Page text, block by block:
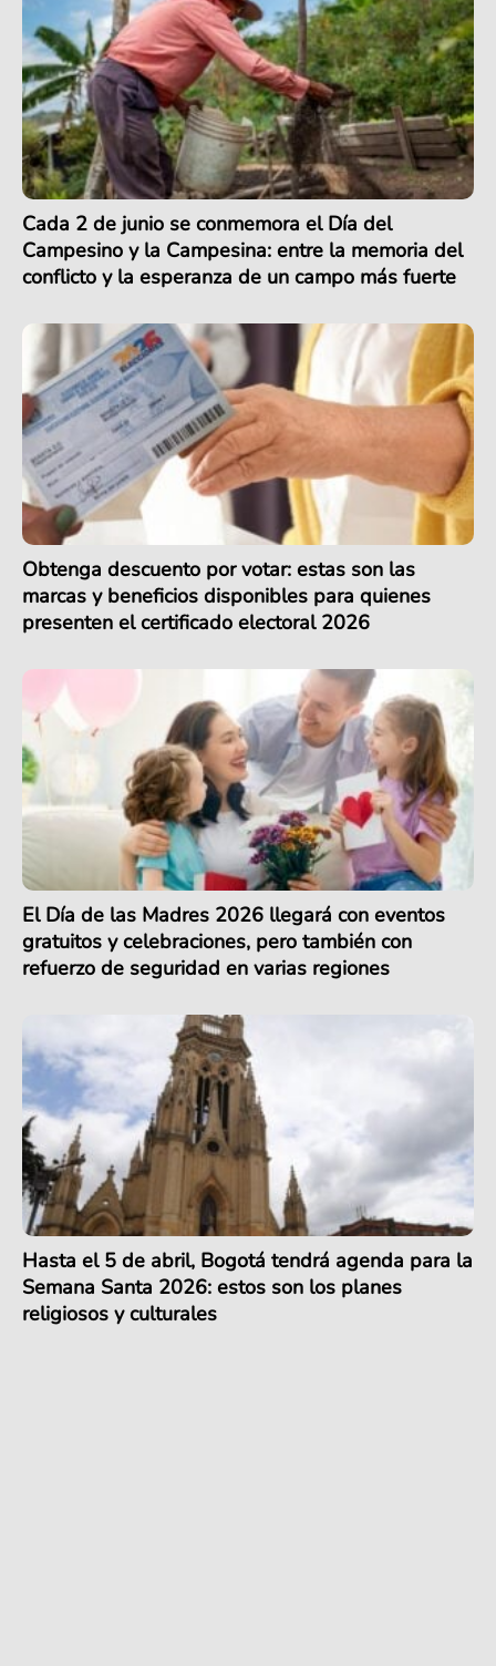
Cada 2 de junio se conmemora el Día del
Campesino y la Campesina: entre la memoria del
conflicto y la esperanza de un campo más fuerte
Obtenga descuento por votar: estas son las
marcas y beneficios disponibles para quienes
presenten el certificado electoral 2026
El Día de las Madres 2026 llegará con eventos
gratuitos y celebraciones, pero también con
refuerzo de seguridad en varias regiones
Hasta el 5 de abril, Bogotá tendrá agenda para la
Semana Santa 2026: estos son los planes
religiosos y culturales